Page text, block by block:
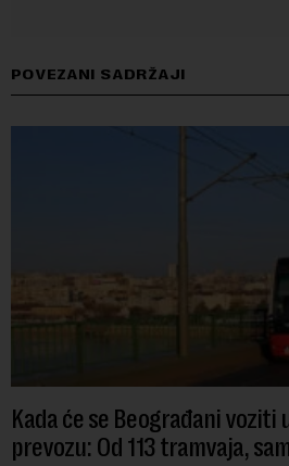
POVEZANI SADRŽAJI
Kada će se Beograđani voziti
prevozu: Od 113 tramvaja,